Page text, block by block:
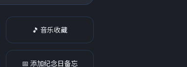
🎵 音乐收藏
📅 添加纪念日备忘